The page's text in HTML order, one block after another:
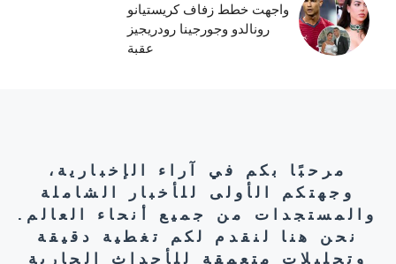
واجهت خطط زفاف كريستيانو
رونالدو وجورجينا رودريجيز
عقبة
مرحبًا بكم في آراء الإخبارية،
وجهتكم الأولى للأخبار الشاملة
والمستجدات من جميع أنحاء العالم.
نحن هنا لنقدم لكم تغطية دقيقة
وتحليلات متعمقة للأحداث الجارية